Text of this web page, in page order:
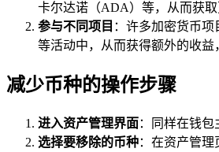
卡尔达诺（ADA）等，从而获
参与不同项目 ：许多加密货币
等活动中，从而获得额外的收益
减少币种的操作步骤
进入资产管理界面：同样在钱
选择要移除的币种：在资产管